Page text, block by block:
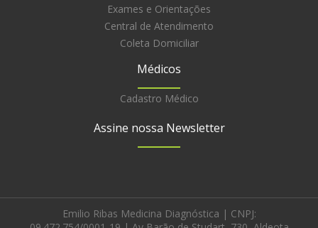
Exames e Orientações
Central de Atendimento
Coleta Domiciliar
Médicos
Cadastro Médico
Assine nossa Newsletter
Emilio Ribas Medicina Diagnóstica | CNPJ: